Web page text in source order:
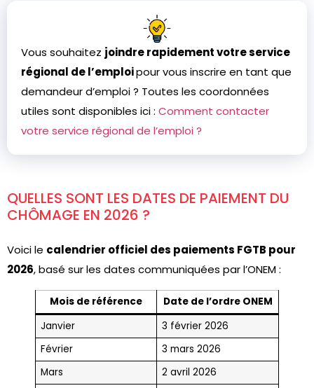
Vous souhaitez joindre rapidement votre service
régional de l’emploipour vous inscrire en tant que
demandeur d’emploi ? Toutes les coordonnées
utiles sont disponibles ici : Comment contacter
votre service régional de l’emploi ?
QUELLES SONT LES DATES DE PAIEMENT DU
CHÔMAGE EN 2026 ?
Voici le calendrier officiel des paiements FGTB pour
2026, basé sur les dates communiquées par l’ONEM :
Mois de référence
Date de l’ordre ONEM
Janvier
3 février 2026
Février
3 mars 2026
Mars
2 avril 2026